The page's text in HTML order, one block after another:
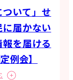
いて」せ
届かない
を届ける
例会】